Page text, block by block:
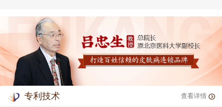
专利技术 查看详情